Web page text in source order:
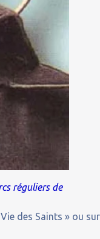
réguliers de
des Saints » ou sur